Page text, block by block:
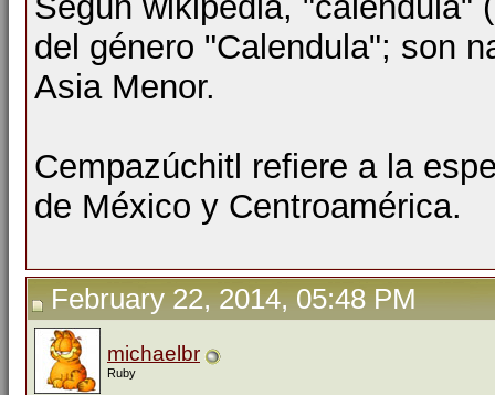
del género "Calendula"; son
Asia Menor.
Cempazúchitl refiere a la
de México y Centroamérica.
February 22, 2014, 05:48 PM
michaelbr
Ruby